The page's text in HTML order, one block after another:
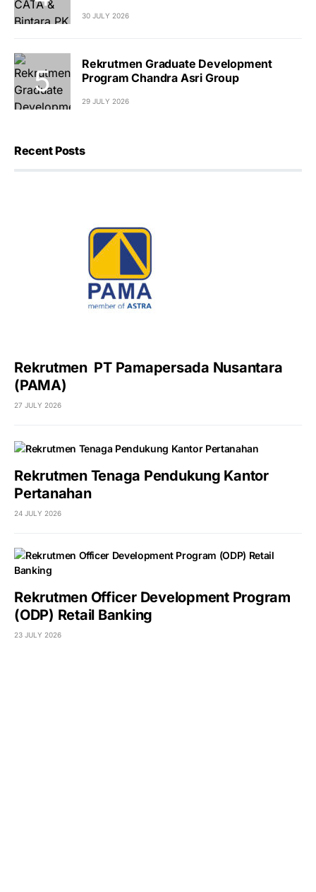
30 JULY 2026
Rekrutmen Graduate Development
Program Chandra Asri Group
29 JULY 2026
Recent Posts
Rekrutmen PT Pamapersada Nusantara
(PAMA)
27 JULY 2026
Rekrutmen Tenaga Pendukung Kantor
Pertanahan
24 JULY 2026
Rekrutmen Officer Development Program
(ODP) Retail Banking
23 JULY 2026